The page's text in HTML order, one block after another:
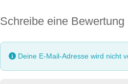
Schreibe eine Bewertung
Deine E-Mail-Adresse wird nicht